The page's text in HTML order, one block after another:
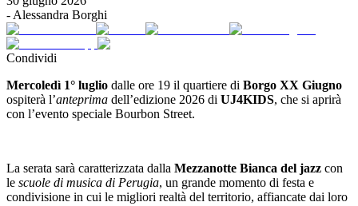
-Alessandra Borghi
Condividi
Mercoledì 1° luglio dalle ore 19 il quartiere di Borgo XX Giugno
ospiterà l’anteprima dell’edizione 2026 di UJ4KIDS, che si aprirà
con l’evento speciale Bourbon Street.
La serata sarà caratterizzata dalla Mezzanotte Bianca del jazz con
le scuole di musica di Perugia, un grande momento di festa e
condivisione in cui le migliori realtà del territorio, affiancate dai loro